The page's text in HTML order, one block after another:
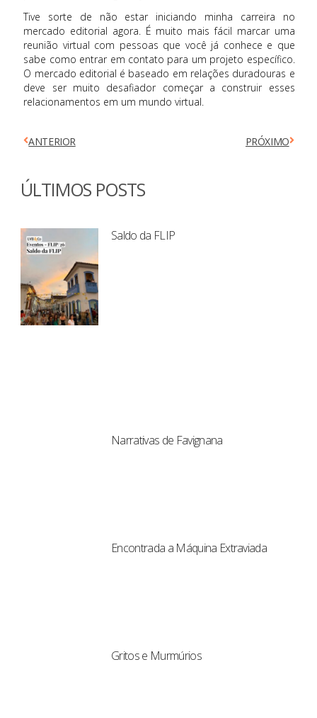
Tive sorte de não estar iniciando minha carreira no
mercado editorial agora. É muito mais fácil marcar uma
reunião virtual com pessoas que você já conhece e que
sabe como entrar em contato para um projeto específico.
O mercado editorial é baseado em relações duradouras e
deve ser muito desafiador começar a construir esses
relacionamentos em um mundo virtual.
ANTERIOR PRÓXIMO
ÚLTIMOS POSTS
Saldo da FLIP
Narrativas de Favignana
Encontrada a Máquina Extraviada
Gritos e Murmúrios